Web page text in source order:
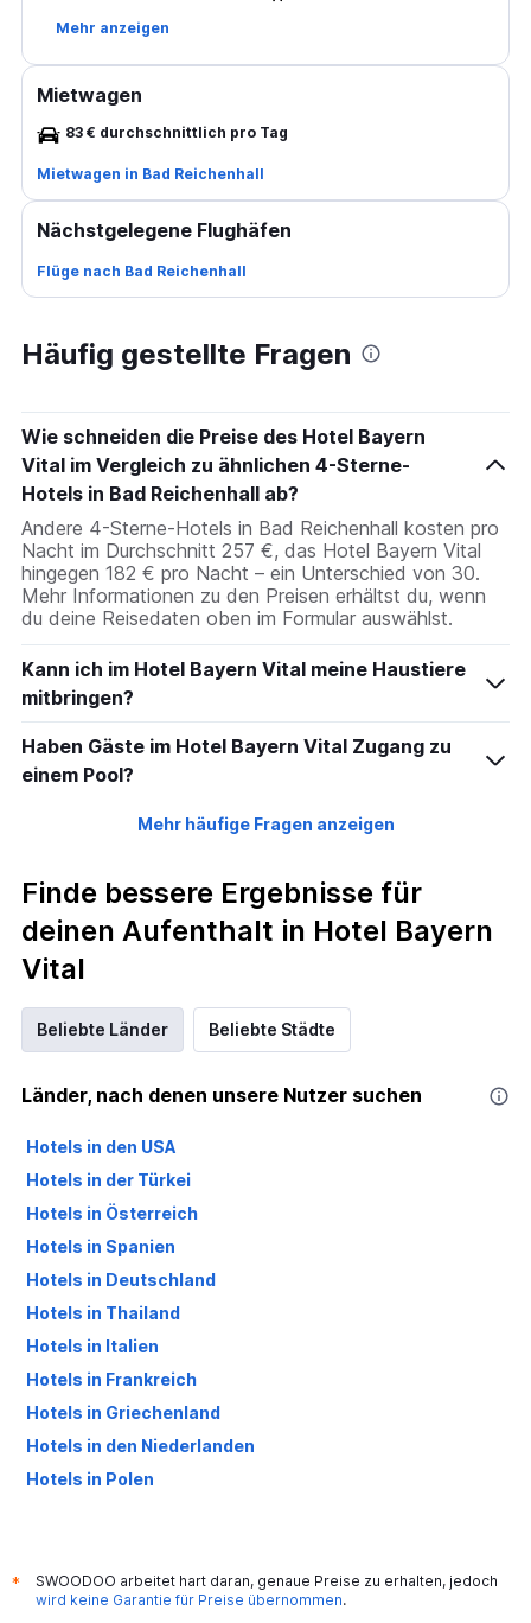
Mehr anzeigen
Mietwagen
83 € durchschnittlich pro Tag
Mietwagen in Bad Reichenhall
Nächstgelegene Flughäfen
Flüge nach Bad Reichenhall
Häufig gestellte Fragen
Wie schneiden die Preise des Hotel Bayern
Vital im Vergleich zu ähnlichen 4-Sterne-
Hotels in Bad Reichenhall ab?
Andere 4-Sterne-Hotels in Bad Reichenhall kosten pro
Nacht im Durchschnitt 257 €, das Hotel Bayern Vital
hingegen 182 € pro Nacht – ein Unterschied von 30.
Mehr Informationen zu den Preisen erhältst du, wenn
du deine Reisedaten oben im Formular auswählst.
Kann ich im Hotel Bayern Vital meine Haustiere
mitbringen?
Haben Gäste im Hotel Bayern Vital Zugang zu
einem Pool?
Mehr häufige Fragen anzeigen
Finde bessere Ergebnisse für
deinen Aufenthalt in Hotel Bayern
Vital
Beliebte Länder Beliebte Städte
Länder, nach denen unsere Nutzer suchen
Hotels in den USA
Hotels in der Türkei
Hotels in Österreich
Hotels in Spanien
Hotels in Deutschland
Hotels in Thailand
Hotels in Italien
Hotels in Frankreich
Hotels in Griechenland
Hotels in den Niederlanden
Hotels in Polen
*
SWOODOO arbeitet hart daran, genaue Preise zu erhalten, jedoch
wird keine Garantie für Preise übernommen.